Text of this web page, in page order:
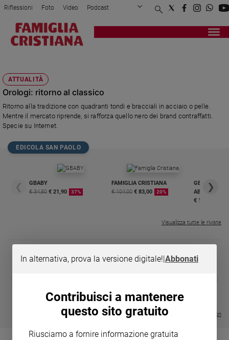
Attualità
Politica
Mondo
Economia
Legalità
giustizia
Sport
Papa
Chiesa
Riflessioni Foto Video Podcast
Privacy Policy Chi siamo
Registrati Redazione
ATTUALITÀ
Orologi: ritorno al classico
Ritorno alla tradizione con quadranti tondi e bracciali in acciaio o pelle.
Mentre il mercato riprende, si rafforza quello nero dei brand contraffatti.
Specie su Internet.
EDICOLA SAN PAOLO
❮
GBABY
€ 34,80 € 21,90 37%
FAMIGLIA CRISTIANA
€ 104,00 € 83,00 20%
GBABY
€ 16,99
❯
Visualizza tutte le riviste
- VOL DA 1 AL 5
€ 64,50
Visualizza tutte le collection
In alternativa, prova la versione digitale!|Abbonati
Contribuisci a mantenere
questo sito gratuito
Riusciamo a fornire informazione gratuita